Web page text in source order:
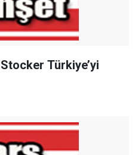
Türkiye’yi